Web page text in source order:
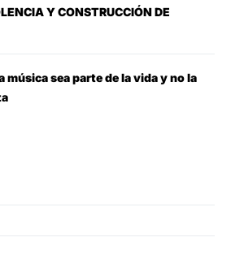
Y CONSTRUCCIÓN DE
música sea parte de la vida y no la